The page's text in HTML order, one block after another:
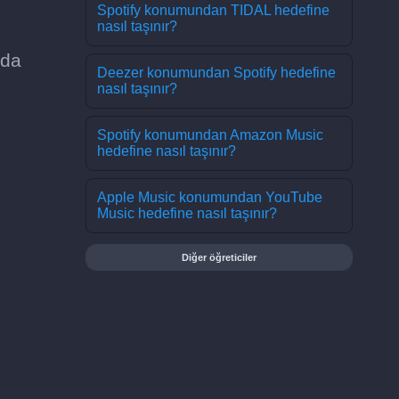
Spotify konumundan TIDAL hedefine
nasıl taşınır?
Deezer konumundan Spotify hedefine
nasıl taşınır?
Spotify konumundan Amazon Music
hedefine nasıl taşınır?
Apple Music konumundan YouTube
Music hedefine nasıl taşınır?
Diğer öğreticiler